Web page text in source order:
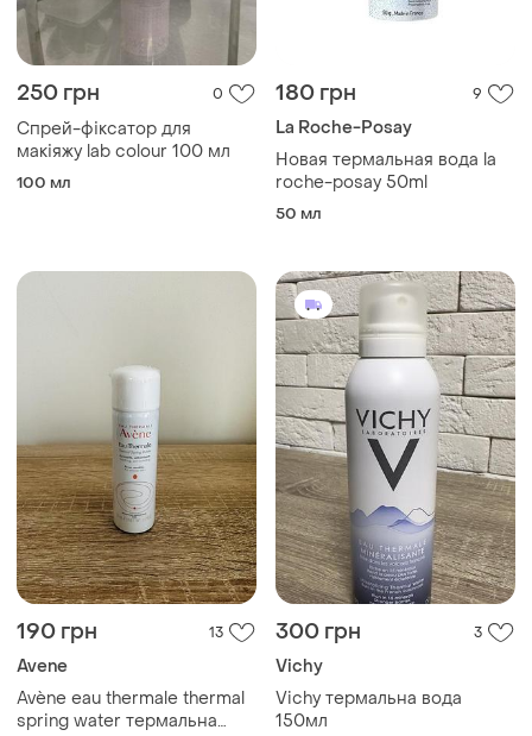
250 грн 0
Спрей-фіксатор для
макіяжу lab colour 100 мл
100 мл
180 грн 9
La Roche-Posay
Новая термальная вода la
roche-posay 50ml
50 мл
190 грн 13
Avene
Avène eau thermale thermal
spring water термальна
300 грн 3
Vichy
Vichy термальна вода
150мл